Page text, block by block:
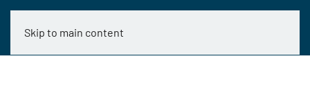
Skip to main content